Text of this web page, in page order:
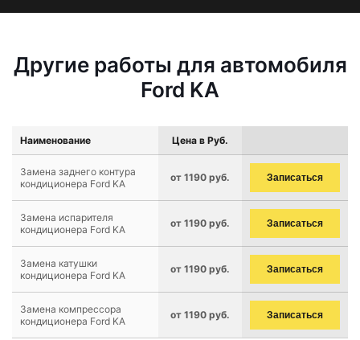
Другие работы для автомобиля
Ford KA
Наименование Цена в Руб.
Замена заднего контура
кондиционера Ford KA
от 1190 руб. Записаться
Замена испарителя
кондиционера Ford KA
от 1190 руб. Записаться
Замена катушки
кондиционера Ford KA
от 1190 руб. Записаться
Замена компрессора
кондиционера Ford KA
от 1190 руб. Записаться